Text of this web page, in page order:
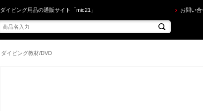
mic21で[ PADIジャパン ] ポケットログ・ポケットトレーニングレコード用カバー
ダイビング用品の通販サイト「mic21」 お問い合
ダイビング教材/DVD